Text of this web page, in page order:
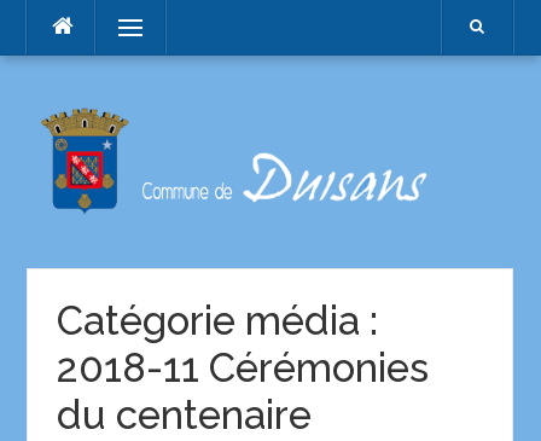
Menu
Catégorie média :
2018-11 Cérémonies
du centenaire